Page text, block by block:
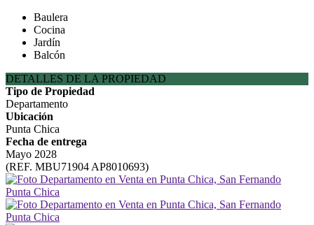
Baulera
Cocina
Jardín
Balcón
DETALLES DE LA PROPIEDAD
Tipo de Propiedad
Departamento
Ubicación
Punta Chica
Fecha de entrega
Mayo 2028
(REF. MBU71904 AP8010693)